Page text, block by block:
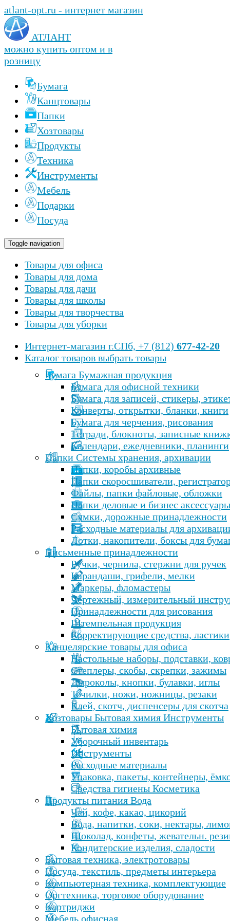
atlant-opt.ru - интернет магазин
АТЛАНТ
можно купить оптом и в
розницу
Бумага
Канцтовары
Папки
Хозтовары
Продукты
Техника
Инструменты
Мебель
Подарки
Посуда
Toggle navigation
Товары для офиса
Товары для дома
Товары для дачи
Товары для школы
Товары для творчества
Товары для уборки
Интернет-магазин г.СПб, +7 (812) 677-42-20
Каталог товаров выбрать товары
Бумага Бумажная продукция
Бумага для офисной техники
Бумага для записей, стикеры,
Конверты, открытки, бланки, книги
Бумага для черчения, рисования
Тетради, блокноты, записные
Календари, ежедневники, планинги
Папки Cистемы хранения, архивации
Папки, коробы архивные
Папки скоросшиватели,
Файлы, папки файловые, обложки
Папки деловые и бизнес аксессуары
Сумки, дорожные принадлежности
Расходные материалы для
Лотки, накопители, боксы для
Письменные принадлежности
Ручки, чернила, стержни для ручек
Карандаши, грифели, мелки
Маркеры, фломастеры
Чертежный, измерительный
Принадлежности для рисования
Штемпельная продукция
Корректирующие средства, ластики
Канцелярские товары для офиса
Настольные наборы, подставки,
Степлеры, скобы, скрепки, зажимы
Дыроколы, кнопки, булавки, иглы
Точилки, ножи, ножницы, резаки
Клей, скотч, диспенсеры для скотча
Хозтовары Бытовая химия Инструменты
Бытовая химия
Уборочный инвентарь
Инструменты
Расходные материалы
Упаковка, пакеты, контейнеры,
Средства гигиены Косметика
Продукты питания Вода
Чай, кофе, какао, цикорий
Вода, напитки, соки, нектары,
Шоколад, конфеты, жевательн.
Кондитерские изделия, сладости
Бытовая техника, электротовары
Посуда, текстиль, предметы интерьера
Компьютерная техника, комплектующие
Оргтехника, торговое оборудование
Картриджи
Мебель офисная